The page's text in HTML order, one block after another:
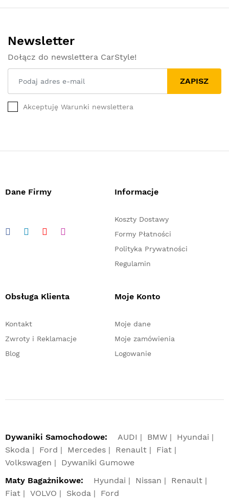
Newsletter
Dołącz do newslettera CarStyle!
ZAPISZ
Akceptuję Warunki newslettera
Dane Firmy Informacje
Koszty Dostawy
Formy Płatności
Polityka Prywatności
Regulamin
Obsługa Klienta
Kontakt
Zwroty i Reklamacje
Blog
Moje Konto
Moje dane
Moje zamówienia
Logowanie
Dywaniki Samochodowe: AUDI BMW
Hyundai
Skoda
Ford Mercedes Renault
Fiat
Volkswagen
Dywaniki Gumowe
Maty Bagażnikowe:
Hyundai Nissan
Renault
Fiat
VOLVO Skoda
Ford